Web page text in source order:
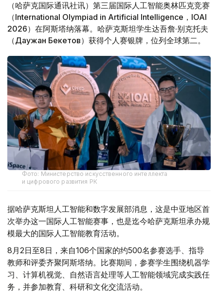
（哈萨克国际通讯社讯）第三届国际人工智能奥林匹克竞赛
（International Olympiad in Artificial Intelligence，IOAI
2026）在阿斯塔纳落幕。哈萨克斯坦学生达吾詹·别克托夫
（Даужан Бекетов）获得个人赛银牌，位列全球第二。
Фото: Министерство искусственного интеллекта
и цифрового развития РК
据哈萨克斯坦人工智能和数字发展部消息，这是中亚地区首
次举办这一国际人工智能赛事，也是迄今哈萨克斯坦承办规
模最大的国际人工智能教育活动。
8月2日至8日，来自106个国家的约500名参赛选手、指导
教师和评委齐聚阿斯塔纳。比赛期间，参赛学生围绕机器学
习、计算机视觉、自然语言处理等人工智能领域完成实践任
务，并参加教育、科研和文化交流活动。